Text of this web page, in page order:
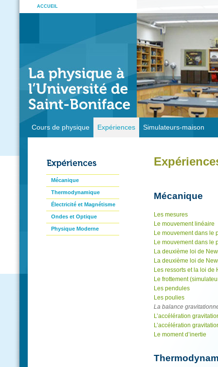
ACCUEIL
Cours de physique Expériences Simulateurs-maison
Mécanique
Les mesures
Le mouvement linéaire
Le mouvement dans le
Le mouvement dans le
La deuxième loi de
La deuxième loi de
Les ressorts et la loi de
Le frottement
Les pendules
Les poulies
La balance
L’accélération
L’accélération
Le moment d’inertie
Mécanique
Thermodynamique
Électricité et Magnétisme
Ondes et Optique
Physique Moderne